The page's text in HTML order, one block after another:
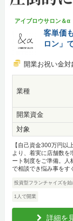
アイブロウサロン＆α
客単価
ロン」
開業お祝い金対
業種
開業資金
対象
【自己資金300万円以
より、着実に店舗数を
ート制度をご準備。人
で相談でき悩み事をす
投資型フランチャイズを始
1人で開業
詳細を